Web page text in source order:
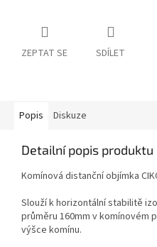
ZEPTAT SE SDÍLET
Popis Diskuze
Detailní popis produktu
Komínová distanční objímka
Slouží k horizontální stabilitě
průměru 160mm v komínovém
výšce komínu.